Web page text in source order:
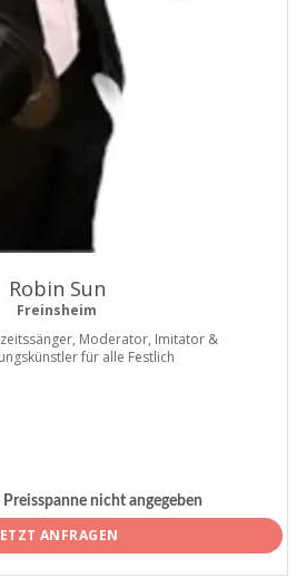
Robin Sun
Freinsheim
Moderator, Imitator &
für alle Festlich
Preisspanne nicht angegeben
ANFRAGEN